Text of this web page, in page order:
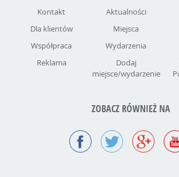
Kontakt
Dla klientów
Współpraca
Reklama
Aktualności
Miejsca
Wydarzenia
Dodaj
miejsce/wydarzenie
ZOBACZ RÓWNIEŻ NA